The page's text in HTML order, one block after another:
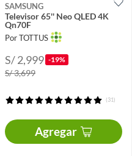
SAMSUNG
Televisor 65'' Neo QLED 4K
Qn70F
Por TOTTUS
S/ 2,999 -19%
S/ 3,699
(31)
Agregar